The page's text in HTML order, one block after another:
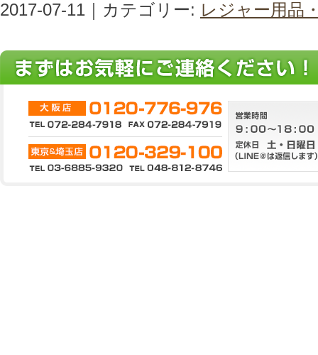
2017-07-11｜カテゴリー: レジャー用品